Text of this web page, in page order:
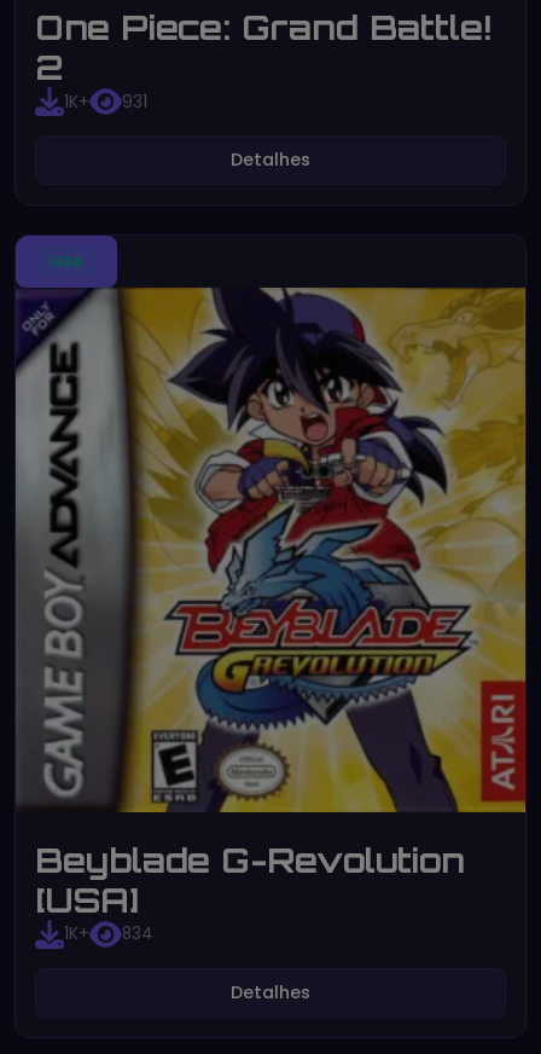
One Piece: Grand Battle!
2
1K+ 931
Detalhes
GBA
Beyblade G-Revolution
[USA]
1K+ 834
Detalhes